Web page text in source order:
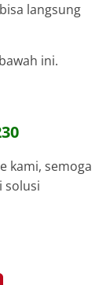
langsung
ini.
kami, semoga
solusi